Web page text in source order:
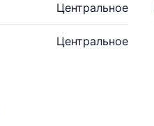
Центральное
Центральное